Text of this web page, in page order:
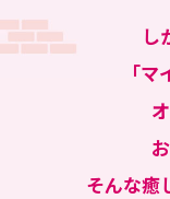
し
「
そんな癒